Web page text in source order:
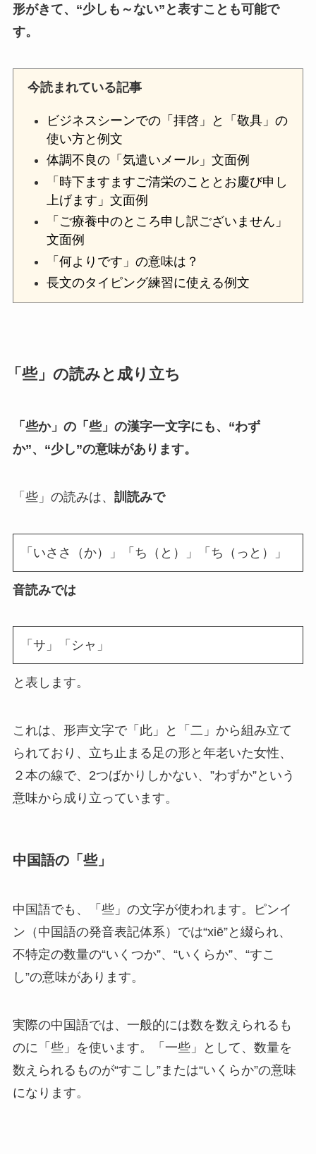
形がきて、“少しも～ない”と表すことも可能で
す。
今読まれている記事
ビジネスシーンでの「拝啓」と「敬具」の
使い方と例文
体調不良の「気遣いメール」文面例
「時下ますますご清栄のこととお慶び申し
上げます」文面例
「ご療養中のところ申し訳ございません」
文面例
「何よりです」の意味は？
長文のタイピング練習に使える例文
「些」の読みと成り立ち
「些か」の「些」の漢字一文字にも、“わず
か”、“少し”の意味があります。
「些」の読みは、 訓読みで
「いささ（か）」「ち（と）」「ち（っと）」
音読みでは
「サ」「シャ」
と表します。
これは、形声文字で「此」と「二」から組み立て
られており、立ち止まる足の形と年老いた女性、
２本の線で、2つばかりしかない、”わずか”という
意味から成り立っています。
中国語の「些」
中国語でも、「些」の文字が使われます。ピンイ
ン（中国語の発音表記体系）では“xiē”と綴られ、
不特定の数量の“いくつか”、“いくらか”、“すこ
し”の意味があります。
実際の中国語では、一般的には数を数えられるも
のに「些」を使います。「一些」として、数量を
数えられるものが“すこし”または“いくらか”の意味
になります。